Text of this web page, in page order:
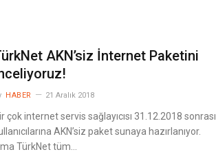
AKN’siz İnternet Paketini
HABER 21 Aralık 2018
çok internet servis sağlayıcısı 31.12.2018 sonrası
AKN’siz paket sunaya hazırlanıyor.
TürkNet tüm…